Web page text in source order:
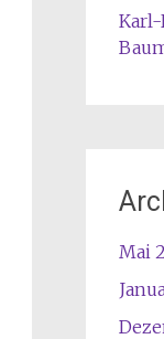
Karl-
Mai